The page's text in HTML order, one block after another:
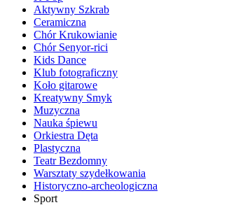
Aktywny Szkrab
Ceramiczna
Chór Krukowianie
Chór Senyor-rici
Kids Dance
Klub fotograficzny
Koło gitarowe
Kreatywny Smyk
Muzyczna
Nauka śpiewu
Orkiestra Dęta
Plastyczna
Teatr Bezdomny
Warsztaty szydełkowania
Historyczno-archeologiczna
Sport